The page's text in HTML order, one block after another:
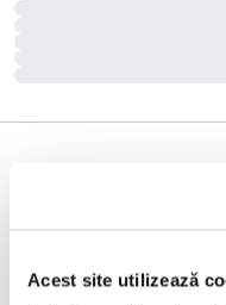
Acest site utilizează